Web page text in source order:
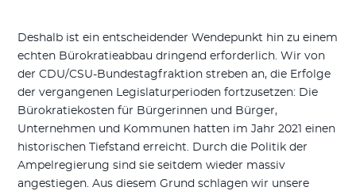
Deshalb ist ein entscheidender Wendepunkt hin zu einem
echten Bürokratieabbau dringend erforderlich. Wir von
der CDU/CSU-Bundestagfraktion streben an, die Erfolge
der vergangenen Legislaturperioden fortzusetzen: Die
Bürokratiekosten für Bürgerinnen und Bürger,
Unternehmen und Kommunen hatten im Jahr 2021 einen
historischen Tiefstand erreicht. Durch die Politik der
Ampelregierung sind sie seitdem wieder massiv
angestiegen. Aus diesem Grund schlagen wir unsere